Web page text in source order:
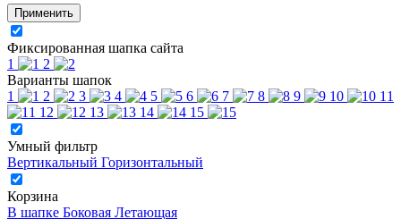
Применить
Фиксированная шапка сайта
1
2
Варианты шапок
1
2 3 4 5 6 7 8 9 10
11
12
13 14 15
Умный фильтр
Вертикальный Горизонтальный
Корзина
В шапке Боковая Летающая